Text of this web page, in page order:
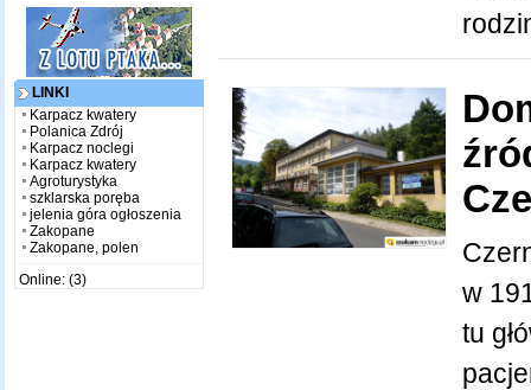
LINKI
Karpacz kwatery
Polanica Zdrój
Karpacz noclegi
Karpacz kwatery
Agroturystyka
szklarska poręba
jelenia góra ogłoszenia
Zakopane
Zakopane, polen
Online: (3)
w
tu